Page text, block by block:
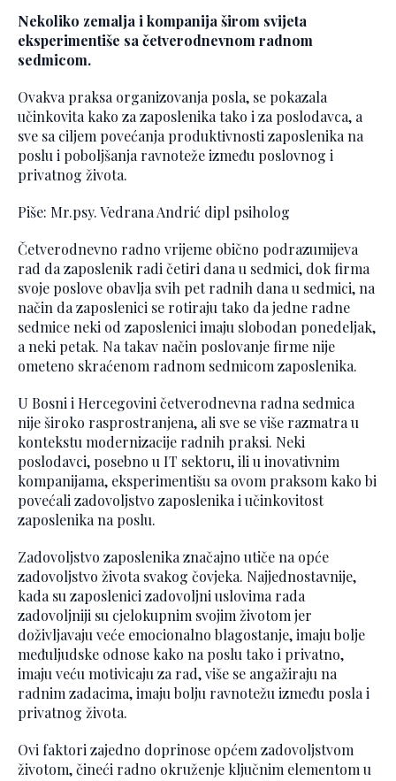
Nekoliko zemalja i kompanija širom svijeta
eksperimentiše sa četverodnevnom radnom
sedmicom.
Ovakva praksa organizovanja posla, se pokazala
učinkovita kako za zaposlenika tako i za poslodavca, a
sve sa ciljem povećanja produktivnosti zaposlenika na
poslu i poboljšanja ravnoteže između poslovnog i
privatnog života.
Piše: Mr.psy. Vedrana Andrić dipl psiholog
Četverodnevno radno vrijeme obično podrazumijeva
rad da zaposlenik radi četiri dana u sedmici, dok firma
svoje poslove obavlja svih pet radnih dana u sedmici, na
način da zaposlenici se rotiraju tako da jedne radne
sedmice neki od zaposlenici imaju slobodan ponedeljak,
a neki petak. Na takav način poslovanje firme nije
ometeno skraćenom radnom sedmicom zaposlenika.
U Bosni i Hercegovini četverodnevna radna sedmica
nije široko rasprostranjena, ali sve se više razmatra u
kontekstu modernizacije radnih praksi. Neki
poslodavci, posebno u IT sektoru, ili u inovativnim
kompanijama, eksperimentišu sa ovom praksom kako bi
povećali zadovoljstvo zaposlenika i učinkovitost
zaposlenika na poslu.
Zadovoljstvo zaposlenika značajno utiče na opće
zadovoljstvo života svakog čovjeka. Najjednostavnije,
kada su zaposlenici zadovoljni uslovima rada
zadovoljniji su cjelokupnim svojim životom jer
doživljavaju veće emocionalno blagostanje, imaju bolje
međuljudske odnose kako na poslu tako i privatno,
imaju veću motivicaju za rad, više se angažiraju na
radnim zadacima, imaju bolju ravnotežu između posla i
privatnog života.
Ovi faktori zajedno doprinose općem zadovoljstvom
životom, čineći radno okruženje ključnim elementom u